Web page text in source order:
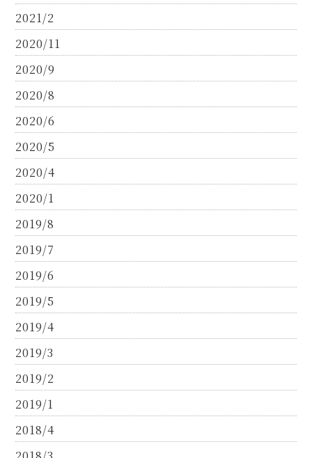
2021/2
2020/11
2020/9
2020/8
2020/6
2020/5
2020/4
2020/1
2019/8
2019/7
2019/6
2019/5
2019/4
2019/3
2019/2
2019/1
2018/4